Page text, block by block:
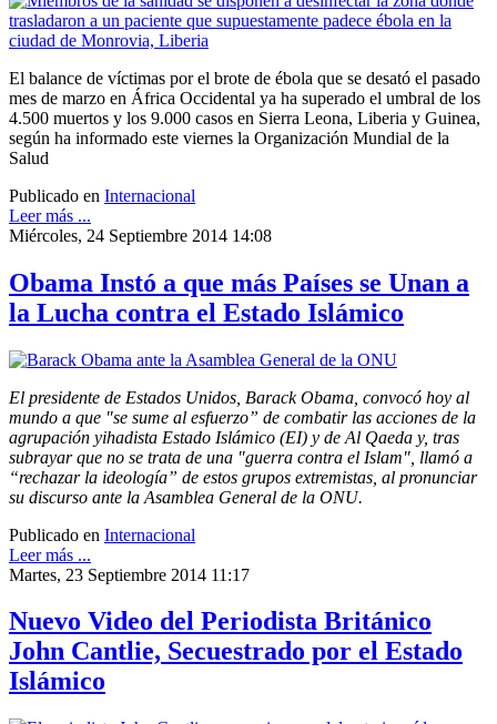
El balance de víctimas por el brote de ébola que se desató el pasado
mes de marzo en África Occidental ya ha superado el umbral de los
4.500 muertos y los 9.000 casos en Sierra Leona, Liberia y Guinea,
según ha informado este viernes la Organización Mundial de la
Salud
Publicado en Internacional
Leer más ...
Miércoles, 24 Septiembre 2014 14:08
Obama Instó a que más Países se Unan a
la Lucha contra el Estado Islámico
El presidente de Estados Unidos, Barack Obama, convocó hoy al
mundo a que "se sume al esfuerzo” de combatir las acciones de la
agrupación yihadista Estado Islámico (EI) y de Al Qaeda y, tras
subrayar que no se trata de una "guerra contra el Islam", llamó a
“rechazar la ideología” de estos grupos extremistas, al pronunciar
su discurso ante la Asamblea General de la ONU.
Publicado en Internacional
Leer más ...
Martes, 23 Septiembre 2014 11:17
Nuevo Video del Periodista Británico
John Cantlie, Secuestrado por el Estado
Islámico